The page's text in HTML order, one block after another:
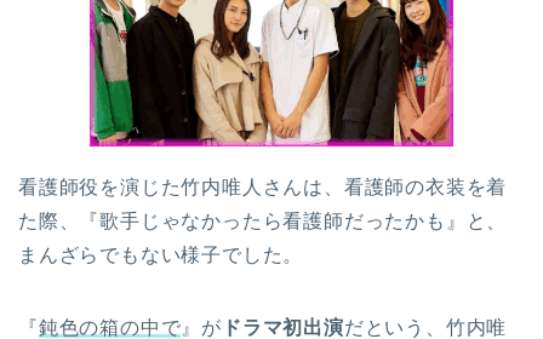
看護師役を演じた竹内唯人さんは、看護師の衣装を着
た際、『歌手じゃなかったら看護師だったかも』と、
まんざらでもない様子でした。
『鈍色の箱の中で 』が ドラマ初出演だという、竹内唯